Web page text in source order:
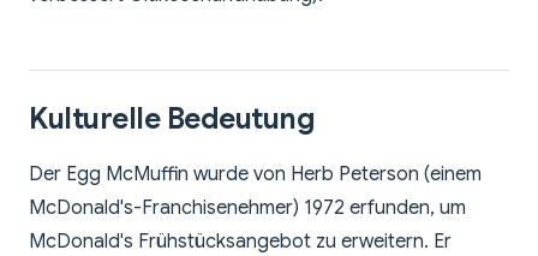
Kulturelle Bedeutung
Der Egg McMuffin wurde von Herb Peterson (einem
McDonald's-Franchisenehmer) 1972 erfunden, um
McDonald's Frühstücksangebot zu erweitern. Er